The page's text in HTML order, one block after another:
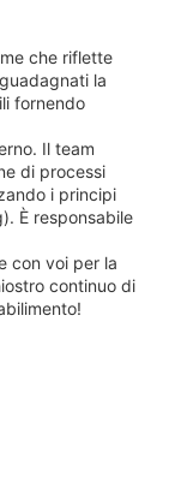
che riflette
la
fornendo
Il team
di processi
i principi
È responsabile
con voi per la
continuo di